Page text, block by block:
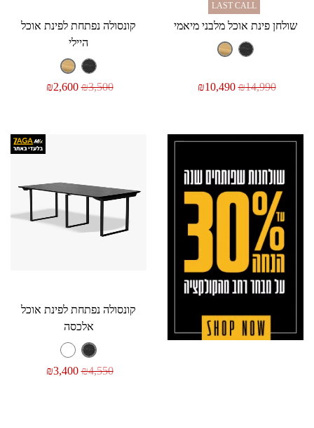
LAST CALL
שולחן פינת אוכל מלבני מיאמי
₪14,990
₪10,490
קונסולה נפתחת לפינת אוכל
היילי
₪3,500
₪2,600
קונסולה נפתחת לפינת אוכל
אלכסה
₪4,550
₪3,400